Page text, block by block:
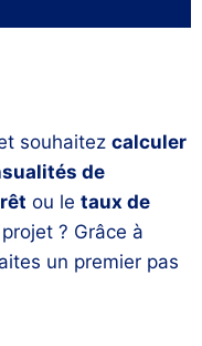
souhaitez calculer
de
ou le taux de
? Grâce à
un premier pas